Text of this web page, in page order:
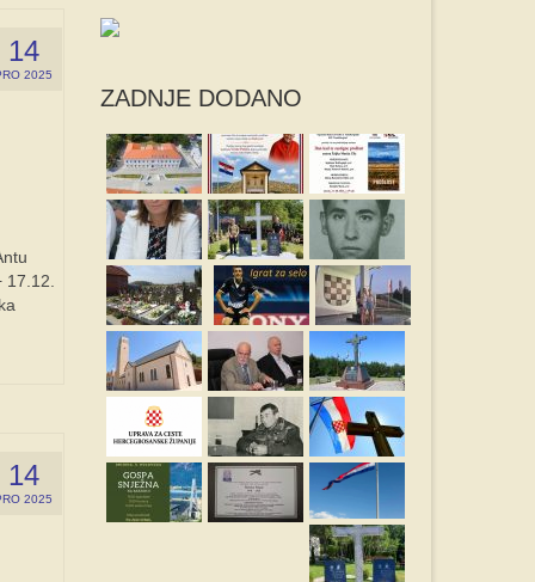
14
2025
14
2025
ZADNJE DODANO